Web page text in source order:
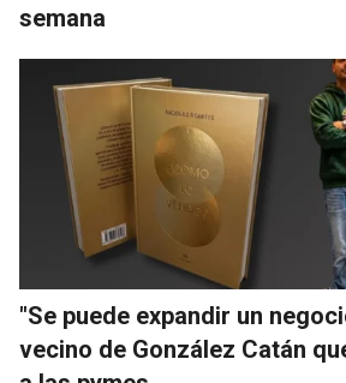
semana
"Se puede expandir un
vecino de González Catán